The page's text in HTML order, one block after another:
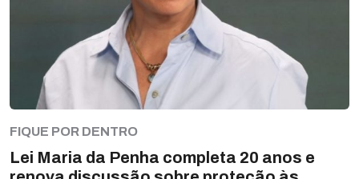
FIQUE POR DENTRO
Lei Maria da Penha completa 20 anos e